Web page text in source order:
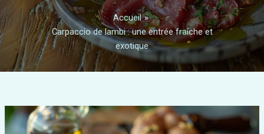
Accueil
Carpaccio de lambi : une entrée fraîche et
exotique